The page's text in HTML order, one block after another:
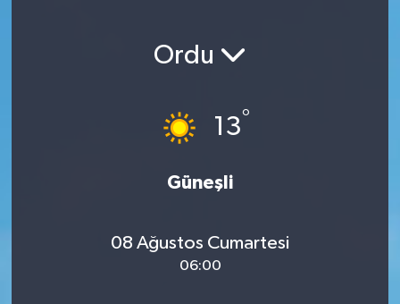
Ordu
13°
Güneşli
08 Ağustos Cumartesi
06:00